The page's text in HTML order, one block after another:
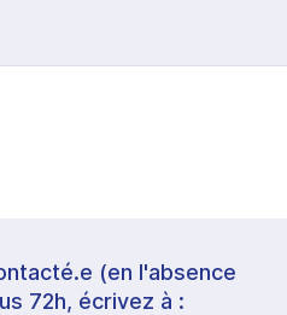
(en l'absence
72h, écrivez à :